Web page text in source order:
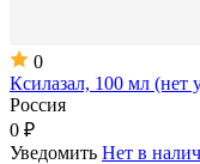
0
Ксилазал, 100 мл (нет
Россия
0 ₽
Уведомить Нет в